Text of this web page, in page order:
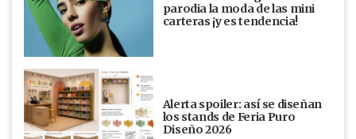
parodia la moda de las mini
carteras ¡y es tendencia!
Alerta spoiler: así se diseñan
los stands de Feria Puro
Diseño 2026